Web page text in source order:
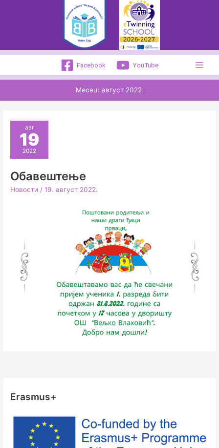
Facebook YouTube
Месец: август 2022.
авг
19
2022
Обавештење
Новости /19. август 2022.
Erasmus+